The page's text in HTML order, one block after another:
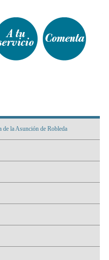
de la Asunción de Robleda